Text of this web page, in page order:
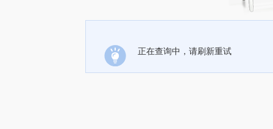
正在查询中，请刷新重试